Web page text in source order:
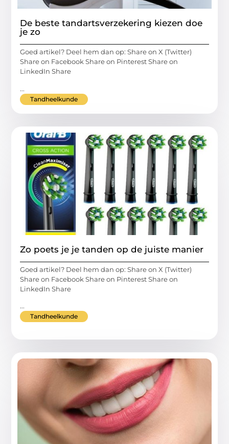
De beste tandartsverzekering kiezen doe
je zo
Goed artikel? Deel hem dan op: Share on X (Twitter)
Share on Facebook Share on Pinterest Share on
LinkedIn Share
...
Tandheelkunde
Zo poets je je tanden op de juiste manier
Goed artikel? Deel hem dan op: Share on X (Twitter)
Share on Facebook Share on Pinterest Share on
LinkedIn Share
...
Tandheelkunde